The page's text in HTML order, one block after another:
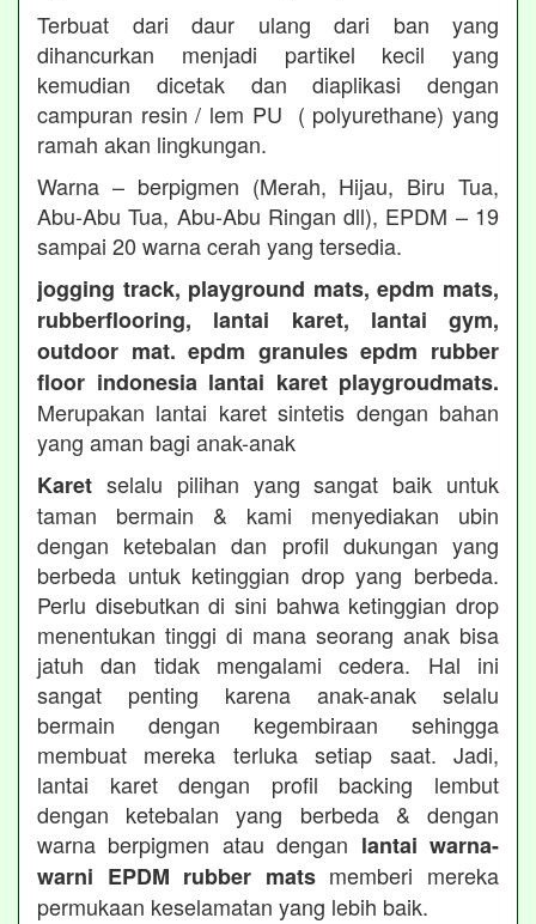
Terbuat dari daur ulang dari ban yang
dihancurkan menjadi partikel kecil yang
kemudian dicetak dan diaplikasi dengan
campuran resin / lem PU ( polyurethane) yang
ramah akan lingkungan.
Warna – berpigmen (Merah, Hijau, Biru Tua,
Abu-Abu Tua, Abu-Abu Ringan dll), EPDM – 19
sampai 20 warna cerah yang tersedia.
jogging track, playground mats, epdm mats,
rubberflooring, lantai karet, lantai gym,
outdoor mat. epdm granules epdm rubber
floor indonesia lantai karet playgroudmats.
Merupakan lantai karet sintetis dengan bahan
yang aman bagi anak-anak
Karet selalu pilihan yang sangat baik untuk
taman bermain & kami menyediakan ubin
dengan ketebalan dan profil dukungan yang
berbeda untuk ketinggian drop yang berbeda.
Perlu disebutkan di sini bahwa ketinggian drop
menentukan tinggi di mana seorang anak bisa
jatuh dan tidak mengalami cedera. Hal ini
sangat penting karena anak-anak selalu
bermain dengan kegembiraan sehingga
membuat mereka terluka setiap saat. Jadi,
lantai karet dengan profil backing lembut
dengan ketebalan yang berbeda & dengan
warna berpigmen atau dengan lantai warna-
warni EPDM rubber matsmemberi mereka
permukaan keselamatan yang lebih baik.